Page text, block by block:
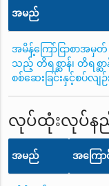
အမည်
အမိန့်ကြော်ငြာစာအမှ
သည့် တိရစ္ဆာန်၊ တိရစ္ဆ
စစ်ဆေးခြင်းနှင့်စပ်လ
လုပ်ထုံးလုပ်နည်
အမည် အကြော